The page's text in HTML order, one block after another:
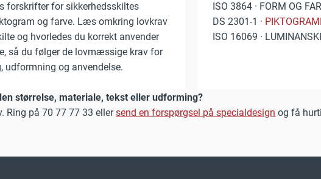
forskrifter for sikkerhedsskiltes
og farve. Læs omkring lovkrav
og hvorledes du korrekt anvender
så du følger de lovmæssige krav for
udformning og anvendelse.
ISO 3864 · FORM OG
DS 2301-1 ·
ISO 16069 ·
størrelse, materiale, tekst eller udforming?
Ring på 70 77 77 33 ellersend en forspørgsel på specialdesign og få